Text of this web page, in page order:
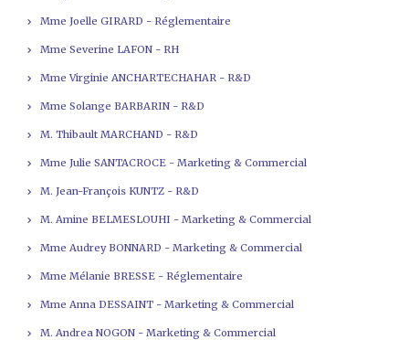
Mme Joelle GIRARD - Réglementaire
Mme Severine LAFON - RH
Mme Virginie ANCHARTECHAHAR - R&D
Mme Solange BARBARIN - R&D
M. Thibault MARCHAND - R&D
Mme Julie SANTACROCE - Marketing & Commercial
M. Jean-François KUNTZ - R&D
M. Amine BELMESLOUHI - Marketing & Commercial
Mme Audrey BONNARD - Marketing & Commercial
Mme Mélanie BRESSE - Réglementaire
Mme Anna DESSAINT - Marketing & Commercial
M. Andrea NOGON - Marketing & Commercial